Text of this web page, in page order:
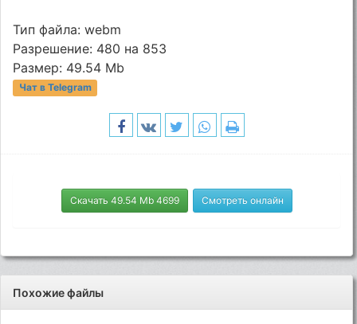
Тип файла: webm
Разрешение: 480 на 853
Размер: 49.54 Mb
Чат в Telegram
Скачать 49.54 Mb 4699 Смотреть онлайн
Похожие файлы